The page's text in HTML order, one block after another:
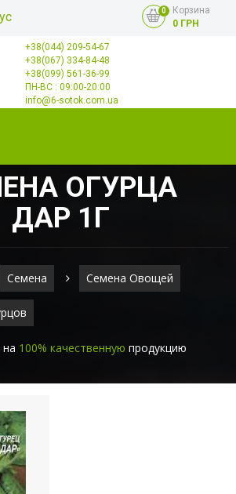
0
Корзина
0 ГРН
+38(044) 209-54-67
+38(067) 334-84-48
+38(099) 561-36-99
ПН-ВС : 09:00-20:00
info@6-sotok.com.ua
ОГУРЦА
ДАР 1Г
Семена Семена Овощей
100% качественную продукцию